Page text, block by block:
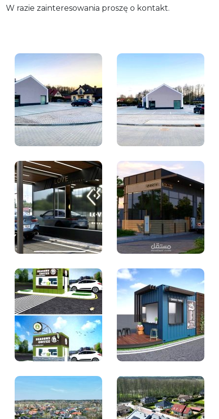
W razie zainteresowania proszę o kontakt.